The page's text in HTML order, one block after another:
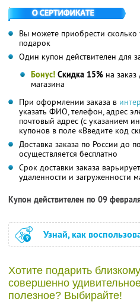
Вы можете приобрести
подарок
Один купон действителен для
Бонус! Скидка 15% на
магазина
При оформлении заказа в
указать ФИО, телефон, адрес
почтовый адрес (с указанием
купонов в поле «Введите код
Доставка заказа по России до
осуществляется бесплатно
Срок доставки заказа
удаленности и загруженности
Купон действителен по 09
Узнай, как
Хотите подарить
совершенно
полезное? Выбирайте!